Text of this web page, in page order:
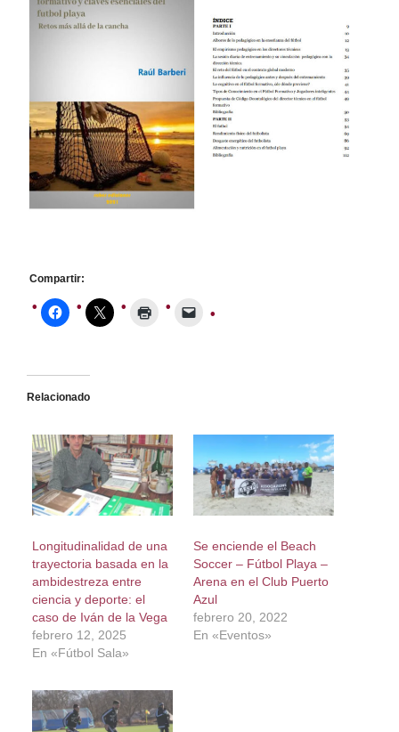
Compartir:
Relacionado
Longitudinalidad de una
trayectoria basada en la
ambidestreza entre
ciencia y deporte: el
caso de Iván de la Vega
febrero 12, 2025
En «Fútbol Sala»
Se enciende el Beach
Soccer – Fútbol Playa –
Arena en el Club Puerto
Azul
febrero 20, 2022
En «Eventos»